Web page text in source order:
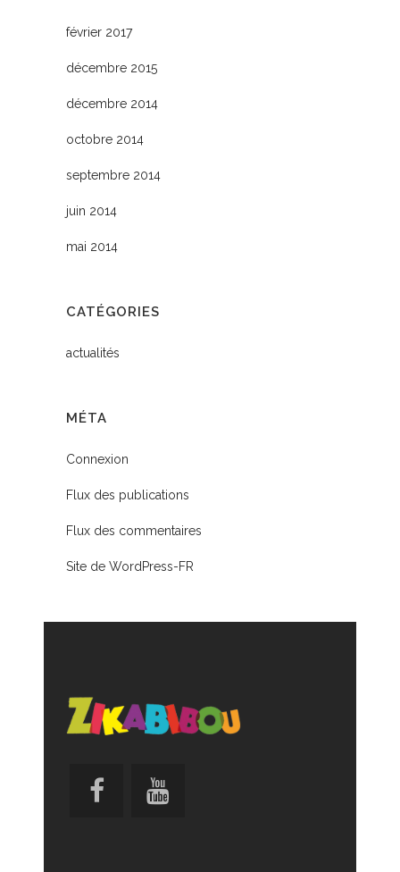
février 2017
décembre 2015
décembre 2014
octobre 2014
septembre 2014
juin 2014
mai 2014
CATÉGORIES
actualités
MÉTA
Connexion
Flux des publications
Flux des commentaires
Site de WordPress-FR